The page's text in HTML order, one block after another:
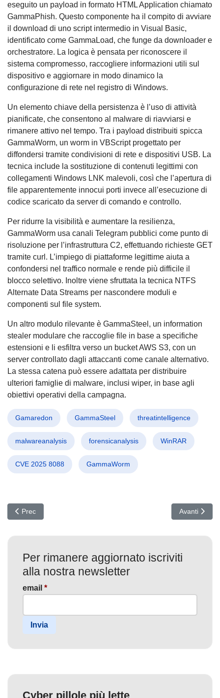
eseguito un payload in formato HTML Application chiamato
GammaPhish. Questo componente ha il compito di avviare
il download di uno script intermedio in Visual Basic,
identificato come GammaLoad, che funge da downloader e
orchestratore. La logica è pensata per riconoscere il
sistema compromesso, raccogliere informazioni utili sul
dispositivo e aggiornare in modo dinamico la
configurazione di rete nel registro di Windows.
Un elemento chiave della persistenza è l’uso di attività
pianificate, che consentono al malware di riavviarsi e
rimanere attivo nel tempo. Tra i payload distribuiti spicca
GammaWorm, un worm in VBScript progettato per
diffondersi tramite condivisioni di rete e dispositivi USB. La
tecnica include la sostituzione di contenuti legittimi con
collegamenti Windows LNK malevoli, così che l’apertura di
file apparentemente innocui porti invece all’esecuzione di
codice scaricato da server di comando e controllo.
Per ridurre la visibilità e aumentare la resilienza,
GammaWorm usa canali Telegram pubblici come punto di
risoluzione per l’infrastruttura C2, effettuando richieste GET
tramite curl. L’impiego di piattaforme legittime aiuta a
confondersi nel traffico normale e rende più difficile il
blocco selettivo. Inoltre viene sfruttata la tecnica NTFS
Alternate Data Streams per nascondere moduli e
componenti sul file system.
Un altro modulo rilevante è GammaSteel, un information
stealer modulare che raccoglie file in base a specifiche
estensioni e li esfiltra verso un bucket AWS S3, con un
server controllato dagli attaccanti come canale alternativo.
La stessa catena può essere adattata per distribuire
ulteriori famiglie di malware, inclusi wiper, in base agli
obiettivi operativi della campagna.
Gamaredon GammaSteel threatintelligence
malwareanalysis forensicanalysis WinRAR
CVE 2025 8088 GammaWorm
Articolo precedente: Ransomware 2026: il vero costo non è il
Prec Articolo
Avanti
Per rimanere aggiornato iscriviti
alla nostra newsletter
email *
Invia
Cyber pillole più lette